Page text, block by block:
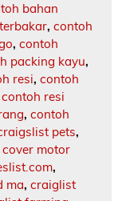
bahan
, contoh
, contoh
packing kayu,
resi, contoh
contoh resi
, contoh
pets,
cover motor
,
ma, craiglist